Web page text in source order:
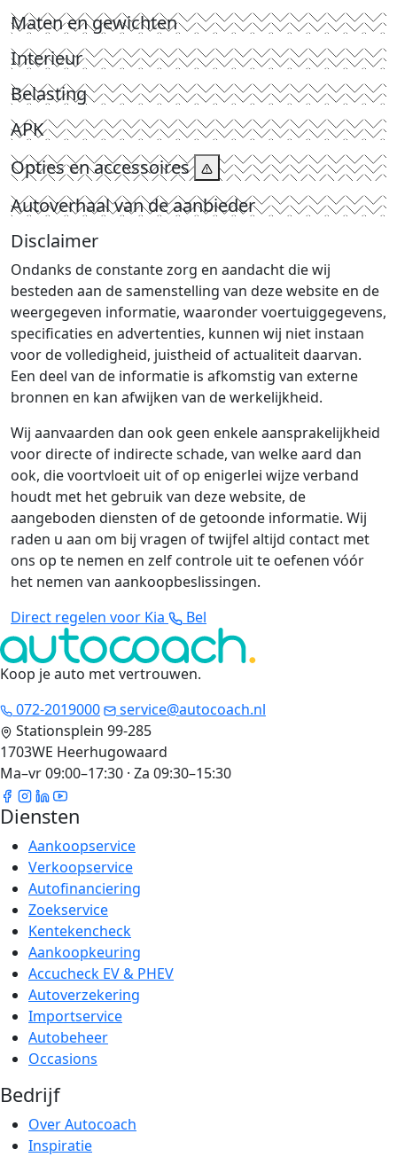
Maten en gewichten
Interieur
Belasting
APK
Opties en accessoires
Autoverhaal van de aanbieder
Disclaimer
Ondanks de constante zorg en aandacht die wij
besteden aan de samenstelling van deze website en de
weergegeven informatie, waaronder voertuiggegevens,
specificaties en advertenties, kunnen wij niet instaan
voor de volledigheid, juistheid of actualiteit daarvan.
Een deel van de informatie is afkomstig van externe
bronnen en kan afwijken van de werkelijkheid.
Wij aanvaarden dan ook geen enkele aansprakelijkheid
voor directe of indirecte schade, van welke aard dan
ook, die voortvloeit uit of op enigerlei wijze verband
houdt met het gebruik van deze website, de
aangeboden diensten of de getoonde informatie. Wij
raden u aan om bij vragen of twijfel altijd contact met
ons op te nemen en zelf controle uit te oefenen vóór
het nemen van aankoopbeslissingen.
Direct regelen voor Kia
Bel
Koop je auto met vertrouwen.
072-2019000
service@autocoach.nl
Stationsplein 99-285
1703WE Heerhugowaard
Ma–vr 09:00–17:30 · Za 09:30–15:30
Diensten
Aankoopservice
Verkoopservice
Autofinanciering
Zoekservice
Kentekencheck
Aankoopkeuring
Accucheck EV & PHEV
Autoverzekering
Importservice
Autobeheer
Occasions
Bedrijf
Over Autocoach
Inspiratie